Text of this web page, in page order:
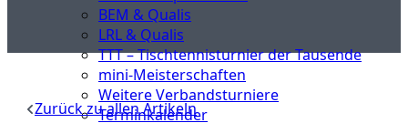
BEM & Qualis
LRL & Qualis
TTT – Tischtennisturnier der Tausende
mini-Meisterschaften
Weitere Verbandsturniere
Terminkalender
Zurück zu allen Artikeln